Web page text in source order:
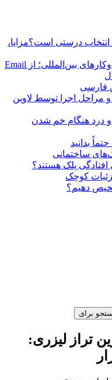
انتخاب درستی است؟مزایا،
راهنمای انتخاب VPS برای کسب‌وکارهای بین‌المللی؛ از Email
فارسی
مراحل اجرا توسط لاوین
و درد هنگام خم شدن
بدانید
ساختمانی
پلک هستند؟
کوچک
دهیم؟
برای
تراز لیزری: